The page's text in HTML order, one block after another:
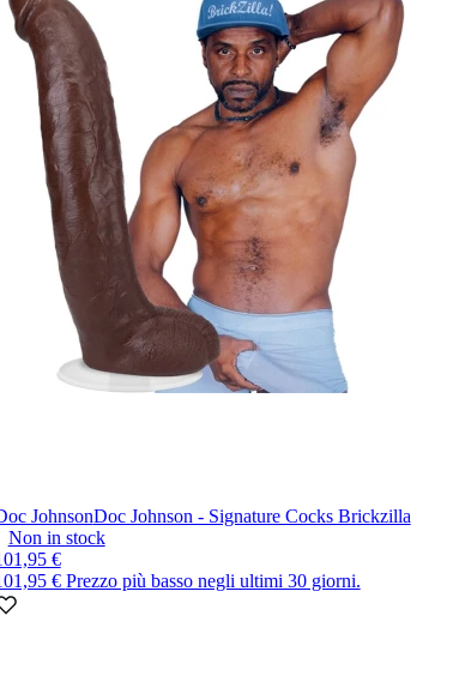
JohnsonDoc Johnson - Signature Cocks Brickzilla
Non in stock
€
€ Prezzo più basso negli ultimi 30 giorni.